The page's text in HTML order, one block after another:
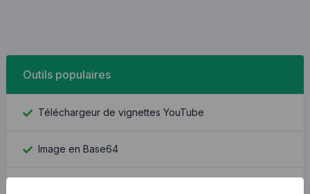
Outils populaires
Téléchargeur de vignettes YouTube
Image en Base64